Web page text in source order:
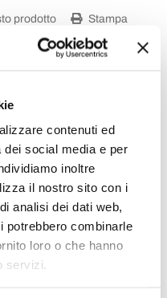
contenuti ed
dei social media e per
inoltre
il nostro sito con i
analisi dei dati web,
potrebbero combinarle
loro o che hanno
servizi.
prodotto Stampa
Imbottiti